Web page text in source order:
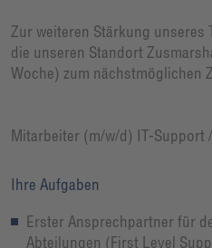
Zur weiteren Stärkung unseres
die unseren Standort
Woche) zum nächstmöglichen
Mitarbeiter (m/w/d) IT-Support
Ihre Aufgaben
Erster Ansprechpartner für
Abteilungen (First Level